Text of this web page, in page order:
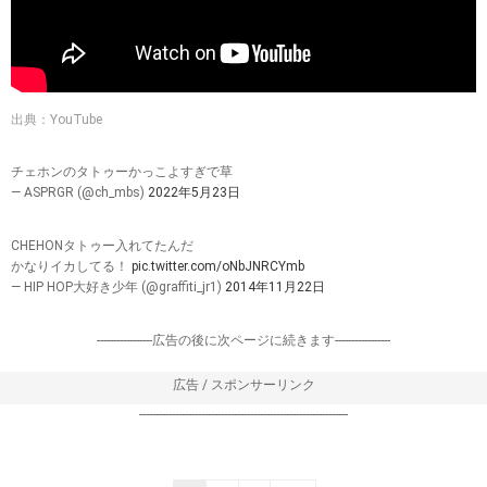
出典：YouTube
チェホンのタトゥーかっこよすぎで草
— ASPRGR (@ch_mbs) 2022年5月23日
CHEHONタトゥー入れてたんだ
かなりイカしてる！ pic.twitter.com/oNbJNRCYmb
— HIP HOP大好き少年 (@graffiti_jr1) 2014年11月22日
-----------------広告の後に次ページに続きます-----------------
広告 / スポンサーリンク
----------------------------------------------------------------